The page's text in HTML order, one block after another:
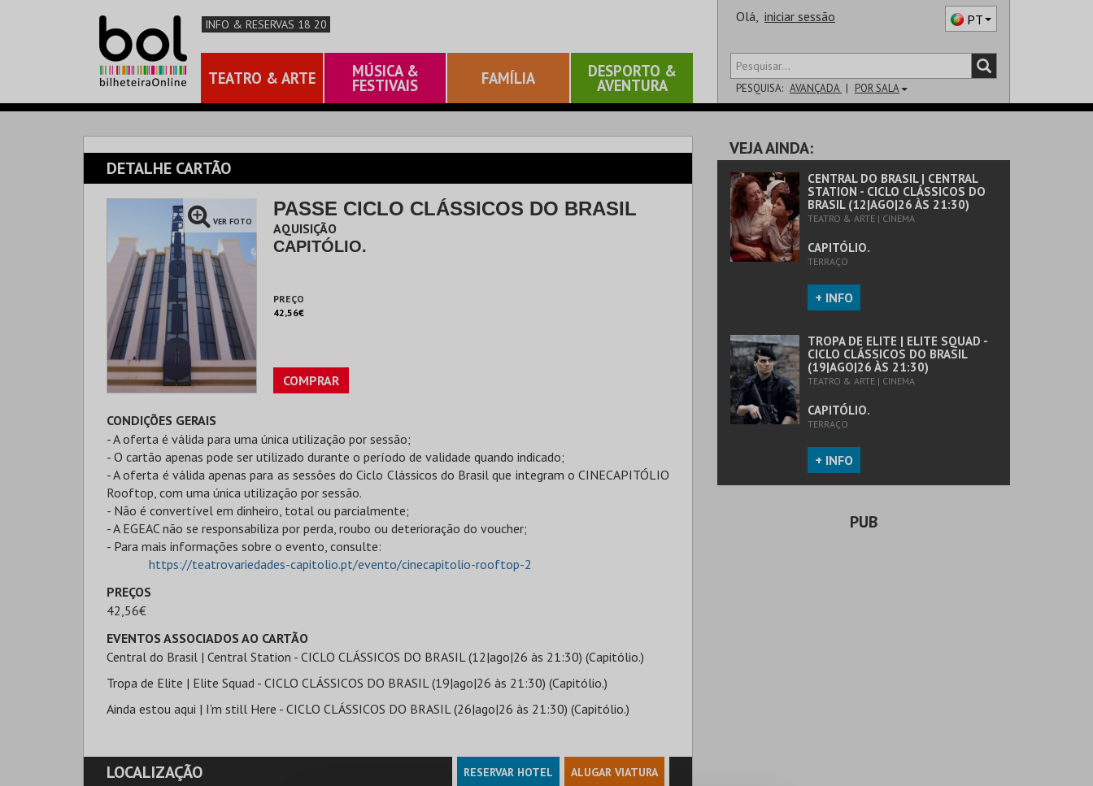
INFO & RESERVAS 18 20
TEATRO & ARTE MÚSICA &
FESTIVAIS FAMÍLIA DESPORTO &
AVENTURA
Olá, iniciar sessão PT
PESQUISA: AVANÇADA POR SALA
SALA
DETALHE CARTÃO
VER FOTO
PASSE CICLO CLÁSSICOS DO BRASIL
AQUISIÇÃO
CAPITÓLIO.
PREÇO
42,56€
COMPRAR
CONDIÇÕES GERAIS
- A oferta é válida para uma única utilização por sessão;
- O cartão apenas pode ser utilizado durante o período de validade quando indicado;
- A oferta é válida apenas para as sessões do Ciclo Clássicos do Brasil que integram o CINECAPITÓLIO
Rooftop, com uma única utilização por sessão.
- Não é convertível em dinheiro, total ou parcialmente;
- A EGEAC não se responsabiliza por perda, roubo ou deterioração do voucher;
- Para mais informações sobre o evento, consulte:
https://teatrovariedades-capitolio.pt/evento/cinecapitolio-rooftop-2
PREÇOS
42,56€
EVENTOS ASSOCIADOS AO CARTÃO
Central do Brasil | Central Station - CICLO CLÁSSICOS DO BRASIL (12|ago|26 às 21:30) (Capitólio.)
Tropa de Elite | Elite Squad - CICLO CLÁSSICOS DO BRASIL (19|ago|26 às 21:30) (Capitólio.)
Ainda estou aqui | I'm still Here - CICLO CLÁSSICOS DO BRASIL (26|ago|26 às 21:30) (Capitólio.)
LOCALIZAÇÃO RESERVAR HOTEL ALUGAR VIATURA
VEJA AINDA:
CENTRAL DO BRASIL | CENTRAL
STATION - CICLO CLÁSSICOS DO
BRASIL (12|AGO|26 ÀS 21:30)
TEATRO & ARTE | CINEMA
CAPITÓLIO.
TERRAÇO
+ INFO
TROPA DE ELITE | ELITE SQUAD -
CICLO CLÁSSICOS DO BRASIL
(19|AGO|26 ÀS 21:30)
TEATRO & ARTE | CINEMA
CAPITÓLIO.
TERRAÇO
+ INFO
PUB